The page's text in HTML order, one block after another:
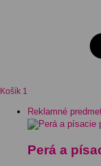
Košík 1
Reklamné
Perá a